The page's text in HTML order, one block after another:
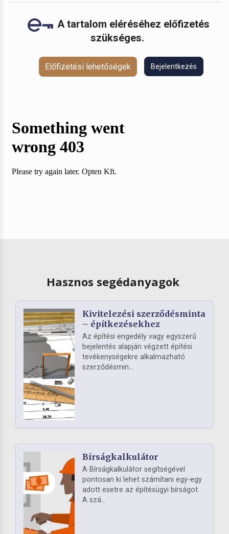
A tartalom eléréséhez előfizetés
szükséges.
Előfizetési lehetőségek Bejelentkezés
Hasznos segédanyagok
Kivitelezési szerződésminta
– építkezésekhez
Az építési engedély vagy egyszerű
bejelentés alapján végzett építési
tevékenységekre alkalmazható
szerződésmin...
Bírságkalkulátor
A Bírságkalkulátor segítségével
pontosan ki lehet számítani egy-egy
adott esetre az építésügyi bírságot.
A szá...